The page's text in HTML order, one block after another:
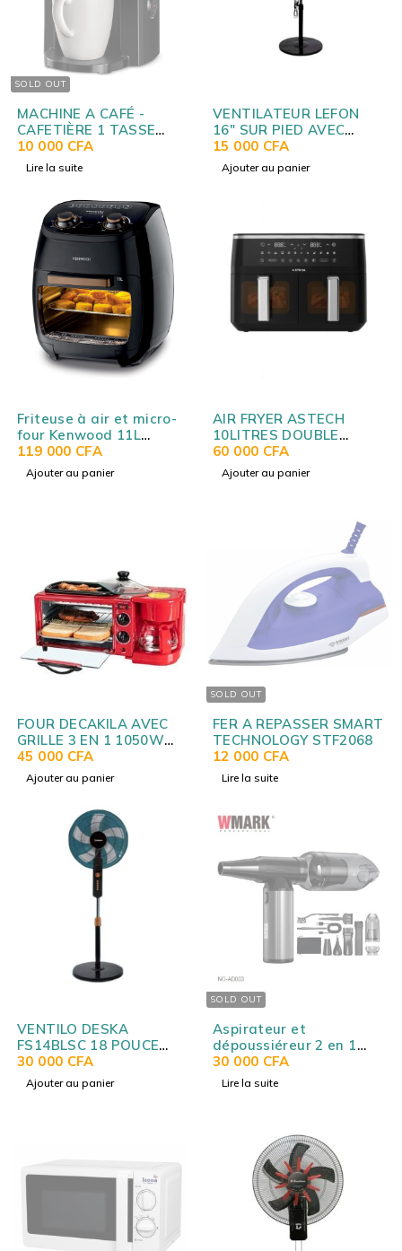
SOLD OUT
MACHINE A CAFÉ -
CAFETIÈRE 1 TASSE
330W BLACK DECKER
DCM25NB5
10 000 CFA
Lire la suite
VENTILATEUR LEFON
16" SUR PIED AVEC
COMMANDE FS4011
15 000 CFA
Ajouter au panier
Friteuse à air et micro-
four Kenwood 11L
(multi-fonctionnel)
HFP90
119 000 CFA
Ajouter au panier
AIR FRYER ASTECH
10LITRES DOUBLE
COMPARTIMENT
AF010BXB
60 000 CFA
Ajouter au panier
FOUR DECAKILA AVEC
GRILLE 3 EN 1 1050W
KEEV003R
45 000 CFA
Ajouter au panier
SOLD OUT
FER A REPASSER SMART
TECHNOLOGY STF2068
12 000 CFA
Lire la suite
VENTILO DESKA
FS14BLSC 18 POUCE
BLACK
30 000 CFA
Ajouter au panier
SOLD OUT
Aspirateur et
dépoussiéreur 2 en 1
WMARK NG-AD003 –
Rechargeable par Cable
30 000 CFA
Lire la suite